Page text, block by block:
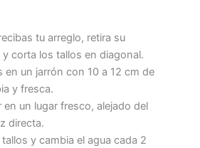
tu arreglo, retira su
y corta los tallos en diagonal.
en un jarrón con 10 a 12 cm de
y fresca.
en un lugar fresco, alejado del
directa.
y cambia el agua cada 2